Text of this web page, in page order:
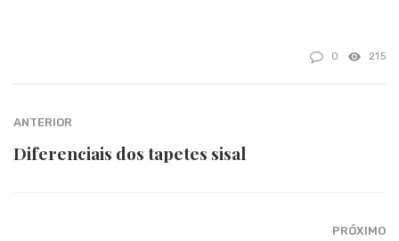
0 215
ANTERIOR
Diferenciais dos tapetes sisal
PRÓXIMO